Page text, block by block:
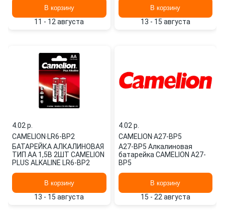
В корзину
11 - 12 августа
В корзину
13 - 15 августа
4.02 p.
CAMELION·LR6-BP2
БАТАРЕЙКА АЛКАЛИНОВАЯ
ТИП AA 1,5В 2ШТ CAMELION
PLUS ALKALINE LR6-BP2
В корзину
13 - 15 августа
4.02 p.
CAMELION·A27-BP5
A27-BP5 Алкалиновая
батарейка CAMELION A27-
BP5
В корзину
15 - 22 августа